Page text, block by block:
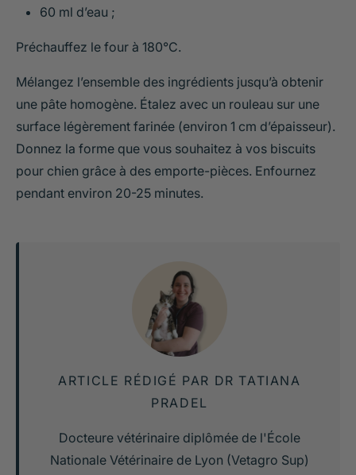
60 ml d’eau ;
Préchauffez le four à 180°C.
Mélangez l’ensemble des ingrédients jusqu’à obtenir
une pâte homogène. Étalez avec un rouleau sur une
surface légèrement farinée (environ 1 cm d’épaisseur).
Donnez la forme que vous souhaitez à vos biscuits
pour chien grâce à des emporte-pièces. Enfournez
pendant environ 20-25 minutes.
ARTICLE RÉDIGÉ PAR DR TATIANA
PRADEL
Docteure vétérinaire diplômée de l'École
Nationale Vétérinaire de Lyon (Vetagro Sup)